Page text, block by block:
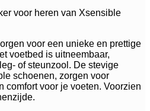
voor heren van Xsensible
voor een unieke en prettige
voetbed is uitneembaar,
of steunzool. De stevige
schoenen, zorgen voor
comfort voor je voeten. Voorzien